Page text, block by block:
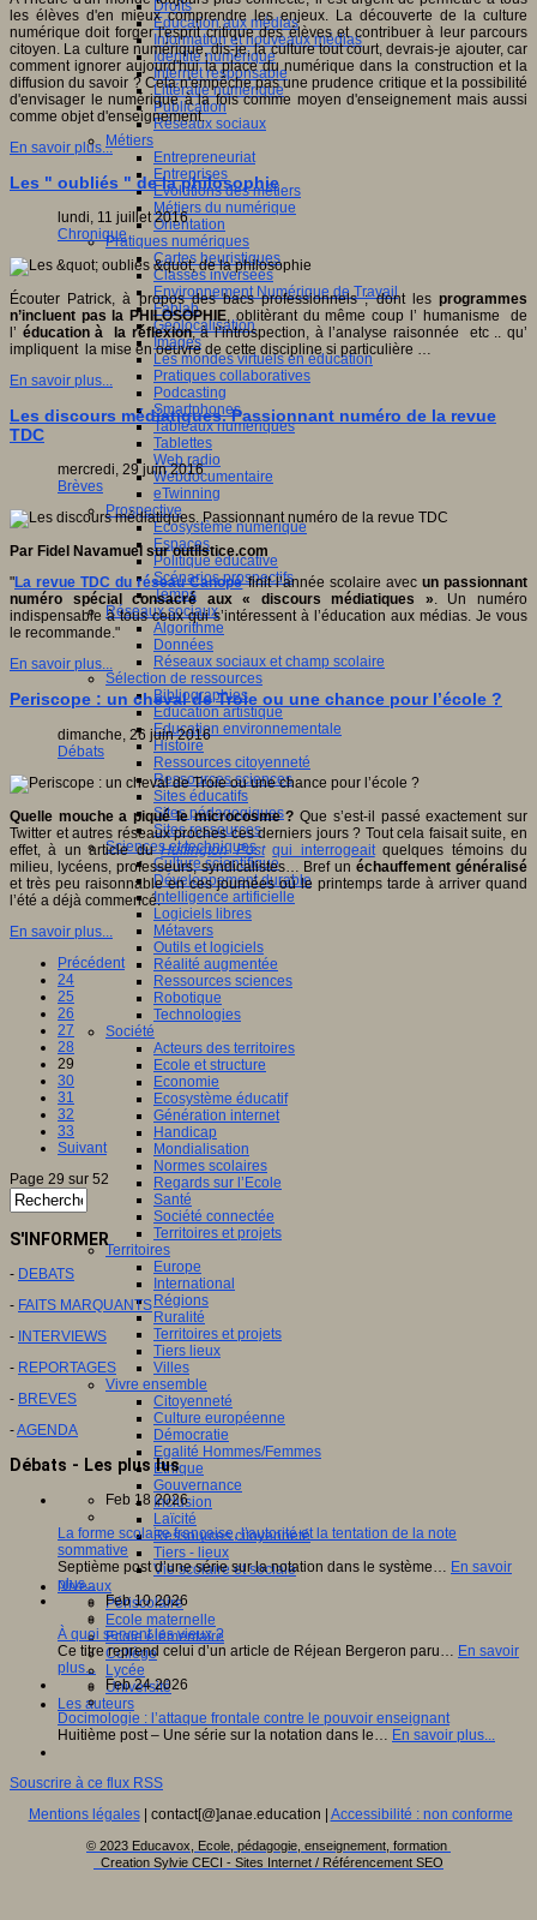
Droits
Education aux médias
Information et nouveaux médias
Identité numérique
Internet responsable
Littératie numérique
Publication
Réseaux sociaux
Métiers
Entrepreneuriat
Entreprises
Evolutions des métiers
Métiers du numérique
Orientation
Pratiques numériques
Cartes heuristiques
Classes inversées
Environnement Numérique de Travail
Fablab
Géolocalisation
Images
Les mondes virtuels en éducation
Pratiques collaboratives
Podcasting
Smartphones
Tableaux numériques
Tablettes
Web radio
Webdocumentaire
eTwinning
Prospective
Ecosystème numérique
Espaces
Politique éducative
Scénarios prospectifs
Temps
Réseaux sociaux
Algorithme
Données
Réseaux sociaux et champ scolaire
Sélection de ressources
Bibliographies
Education artistique
Education environnementale
Histoire
Ressources citoyenneté
Ressources sciences
Sites éducatifs
Sites pédagogiques
Sites ressources
Sciences et techniques
Culture scientifique
Développement durable
Intelligence artificielle
Logiciels libres
Métavers
Outils et logiciels
Réalité augmentée
Ressources sciences
Robotique
Technologies
Société
Acteurs des territoires
Ecole et structure
Economie
Ecosystème éducatif
Génération internet
Handicap
Mondialisation
Normes scolaires
Regards sur l’Ecole
Santé
Société connectée
Territoires et projets
Territoires
Europe
International
Régions
Ruralité
Territoires et projets
Tiers lieux
Villes
Vivre ensemble
Citoyenneté
Culture européenne
Démocratie
Egalité Hommes/Femmes
Ethique
Gouvernance
Inclusion
Laïcité
Ressources citoyenneté
Tiers - lieux
Vie scolaire et sociale
Niveaux
Périscolaire
Ecole maternelle
Ecole élémentaire
Collège
Lycée
Université
Les auteurs
les élèves d'en mieux comprendre les enjeux. La découverte de la culture
numérique doit forger l'esprit critique des élèves et contribuer à leur parcours
citoyen. La culture numérique, dis-je, la culture tout court, devrais-je ajouter, car
comment ignorer aujourd'hui la place du numérique dans la construction et la
diffusion du savoir ? Cela n'empêche pas une prudence critique et la possibilité
d'envisager le numérique à la fois comme moyen d'enseignement mais aussi
comme objet d'enseignement.
En savoir plus...
Les " oubliés " de la philosophie
lundi, 11 juillet 2016
Chronique
Écouter Patrick, à propos des bacs professionnels ; dont les programmes
n’incluent pas la PHILOSOPHIE, oblitèrant du même coup l’ humanisme de
l’ éducation à la réflexion, à l’introspection, à l’analyse raisonnée etc .. qu’
impliquent la mise en oeuvre de cette discipline si particulière …
En savoir plus...
Les discours médiatiques. Passionnant numéro de la revue
TDC
mercredi, 29 juin 2016
Brèves
Par Fidel Navamuel sur outilstice.com
"La revue TDC du réseau Canopéfinit l’année scolaire avec un passionnant
numéro spécial consacré aux « discours médiatiques ». Un numéro
indispensable à tous ceux qui s’intéressent à l’éducation aux médias. Je vous
le recommande."
En savoir plus...
Periscope : un cheval de Troie ou une chance pour l’école ?
dimanche, 26 juin 2016
Débats
Quelle mouche a piqué le microcosme ?Que s’est-il passé exactement sur
Twitter et autres réseaux proches ces derniers jours ? Tout cela faisait suite, en
effet, à un article duHuffington Post qui interrogeaitquelques témoins du
milieu, lycéens, professeurs, syndicalistes… Bref unéchauffement généralisé
et très peu raisonnable en ces journées où le printemps tarde à arriver quand
l’été a déjà commencé.
En savoir plus...
Précédent
24
25
26
27
28
29
30
31
32
33
Suivant
Page 29 sur 52
S'INFORMER
- DEBATS
- FAITS MARQUANTS
- INTERVIEWS
- REPORTAGES
- BREVES
-AGENDA
Débats - Les plus lus
Feb 18 2026
La forme scolaire française, l’autorité et la tentation de la note
sommative
Septième post d’une série sur la notation dans le système… En savoir
plus...
Feb 10 2026
À quoi servent les vieux ?
Ce titre reprend celui d’un article de Réjean Bergeron paru… En savoir
plus...
Feb 24 2026
Docimologie : l’attaque frontale contre le pouvoir enseignant
Huitième post – Une série sur la notation dans le… En savoir plus...
Souscrire à ce flux RSS
Mentions légales| contact[@]anae.education | Accessibilité : non conforme
© 2023 Educavox, Ecole, pédagogie, enseignement, formation
Creation Sylvie CECI - Sites Internet / Référencement SEO